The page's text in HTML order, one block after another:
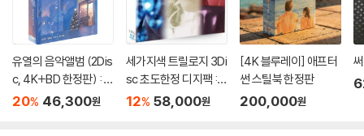
유열의 음악앨범 (2Dis
c, 4K+BD 한정판) : 블
루레이
20% 46,300원
세가지색 트릴로지 3Di
sc 초도한정 디지팩 :
블루레이
12% 58,000원
[4K 블루레이] 애프터
썬 스틸북 한정판
200,000원